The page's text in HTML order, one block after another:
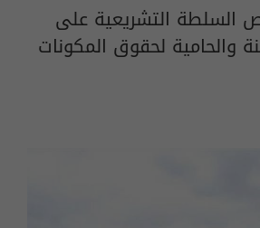
السلطة التشريعية على
والحامية لحقوق المكونات